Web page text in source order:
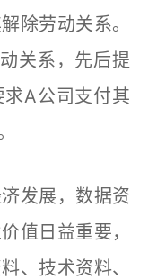
除劳动关系。
关系，先后提
A公司支付其
发展，数据资
值日益重要，
、技术资料、